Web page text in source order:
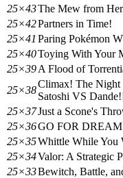
25×43The Mew from
25×42Partners in Time!
25×41 Paring Pokémon
25×40Toying With Your
25×39A Flood of
25×38
Climax! The Night
Satoshi VS
25×37Just a Scone's
25×36GO FOR
25×35Whittle While You
25×34Valor: A Strategic
25×33Bewitch, Battle,